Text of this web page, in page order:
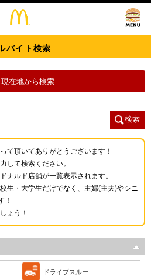
バイト検索
在地から検索
検索
て頂いてありがとうございます！
して検索ください。
ナルド店舗が一覧表示されます。
生・大学生だけでなく、主婦(主夫)やシニ
！
ょう！
ドライブスルー